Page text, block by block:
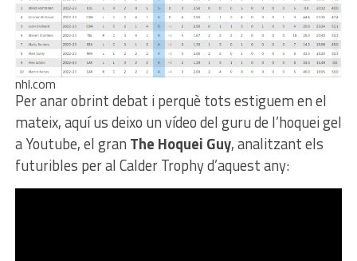
nhl.com
Per anar obrint debat i perquè tots estiguem en el
mateix, aquí us deixo un vídeo del guru de l’hoquei gel
a Youtube, el gran The Hoquei Guy, analitzant els
futuribles per al Calder Trophy d’aquest any: